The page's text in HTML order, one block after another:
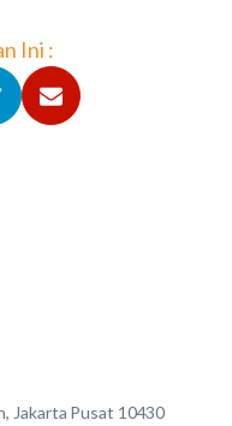
Ini :
Jakarta Pusat 10430